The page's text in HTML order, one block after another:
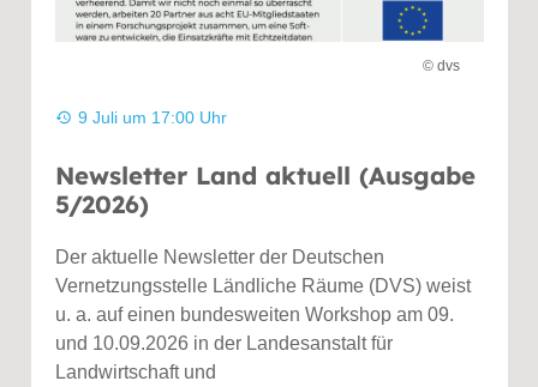
© dvs
history 9 Juli um 17:00 Uhr
Newsletter Land aktuell (Ausgabe
5/2026)
Der aktuelle Newsletter der Deutschen
Vernetzungsstelle Ländliche Räume (DVS) weist
u. a. auf einen bundesweiten Workshop am 09.
und 10.09.2026 in der Landesanstalt für
Landwirtschaft und